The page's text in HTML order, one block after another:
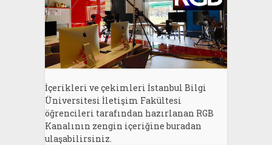
İçerikleri ve çekimleri İstanbul Bilgi
Üniversitesi İletişim Fakültesi
öğrencileri tarafından hazırlanan RGB
Kanalının zengin içeriğine buradan
ulaşabilirsiniz.